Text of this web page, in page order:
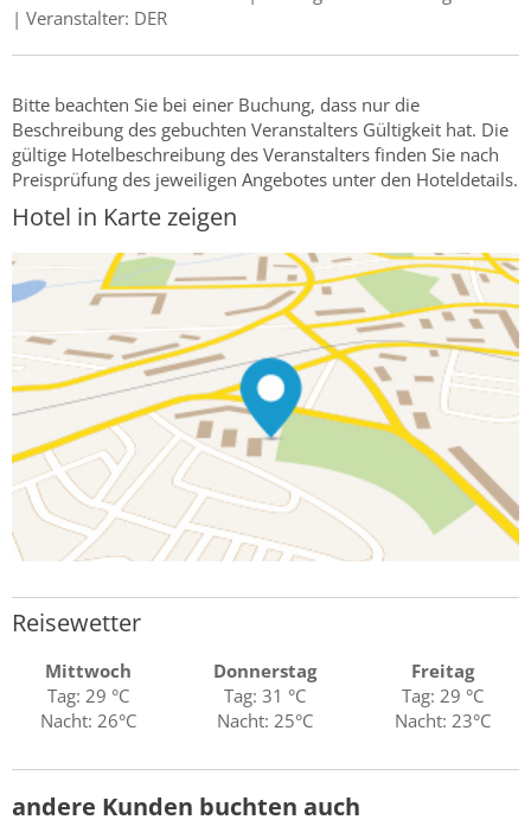
| Veranstalter: DER
Bitte beachten Sie bei einer Buchung, dass nur die
Beschreibung des gebuchten Veranstalters Gültigkeit hat. Die
gültige Hotelbeschreibung des Veranstalters finden Sie nach
Preisprüfung des jeweiligen Angebotes unter den Hoteldetails.
Hotel in Karte zeigen
Reisewetter
Mittwoch
Tag: 29 °C
Nacht: 26°C
Donnerstag
Tag: 31 °C
Nacht: 25°C
Freitag
Tag: 29 °C
Nacht: 23°C
andere Kunden buchten auch